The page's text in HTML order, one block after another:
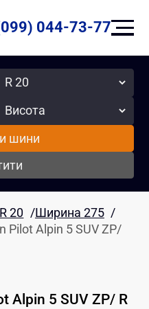
044-73-77
Радіус
Висота
шини
R 20 /Ширина 275 /
Pilot Alpin 5 SUV ZP/
Alpin 5 SUV ZP/ R